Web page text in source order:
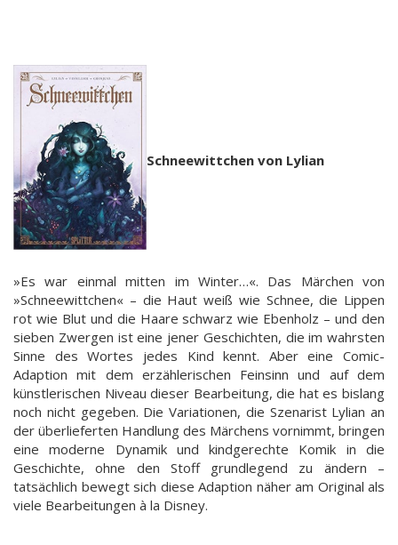
Schneewittchen von Lylian
»Es war einmal mitten im Winter…«. Das Märchen von
»Schneewittchen« – die Haut weiß wie Schnee, die Lippen
rot wie Blut und die Haare schwarz wie Ebenholz – und den
sieben Zwergen ist eine jener Geschichten, die im wahrsten
Sinne des Wortes jedes Kind kennt. Aber eine Comic-
Adaption mit dem erzählerischen Feinsinn und auf dem
künstlerischen Niveau dieser Bearbeitung, die hat es bislang
noch nicht gegeben. Die Variationen, die Szenarist Lylian an
der überlieferten Handlung des Märchens vornimmt, bringen
eine moderne Dynamik und kindgerechte Komik in die
Geschichte, ohne den Stoff grundlegend zu ändern –
tatsächlich bewegt sich diese Adaption näher am Original als
viele Bearbeitungen à la Disney.